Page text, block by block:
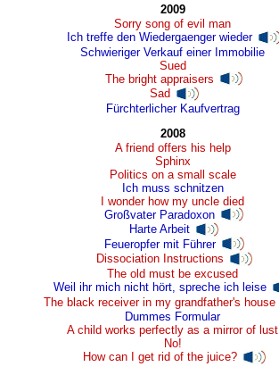
2009
Sorry song of evil man
Ich treffe den Wiedergaenger wieder
Schwieriger Verkauf einer Immobilie
Sued
The bright appraisers
Sad
Fürchterlicher Kaufvertrag
2008
A friend offers his help
Sphinx
Politics on a small scale
Ich muss schnitzen
I wonder how my uncle died
Großvater Paradoxon
Harte Arbeit
Feueropfer mit Führer
Dissociation Instructions
The old must be excused
Weil ihr mich nicht hört, spreche ich leise
The black receiver in my grandfather's house
Dummes Formular
A child works perfectly as a mirror of lust
No!
How can I get rid of the juice?